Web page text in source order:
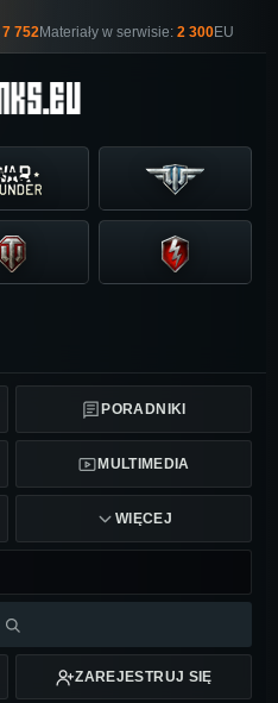
7 752Materiały w serwisie: 2 300EU
PORADNIKI
MULTIMEDIA
WIĘCEJ
ZAREJESTRUJ SIĘ